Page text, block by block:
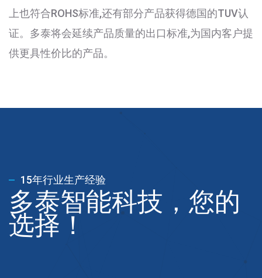
上也符合ROHS标准,还有部分产品获得德国的TUV认
证。多泰将会延续产品质量的出口标准,为国内客户提
供更具性价比的产品。
15年行业生产经验
多泰智能科技，您的
选择！